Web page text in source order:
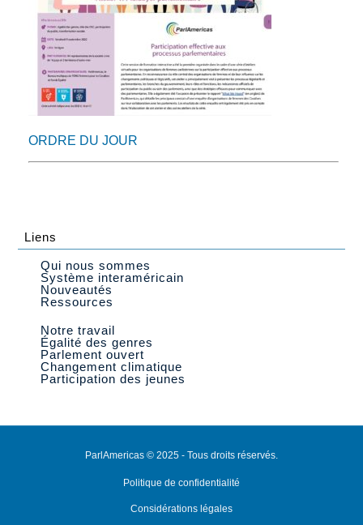
ORDRE DU JOUR
Liens
Qui nous sommes
Système interaméricain
Nouveautés
Ressources
Notre travail
Égalité des genres
Parlement ouvert
Changement climatique
Participation des jeunes
ParlAmericas © 2025 - Tous droits réservés.
Politique de confidentialité
Considérations légales